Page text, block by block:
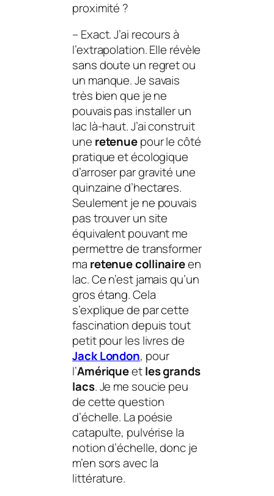
proximité ?
– Exact. J’ai recours à
l’extrapolation. Elle révèle
sans doute un regret ou
un manque. Je savais
très bien que je ne
pouvais pas installer un
lac là-haut. J’ai construit
une retenuepour le côté
pratique et écologique
d’arroser par gravité une
quinzaine d’hectares.
Seulement je ne pouvais
pas trouver un site
équivalent pouvant me
permettre de transformer
ma retenue collinaireen
lac. Ce n’est jamais qu’un
gros étang. Cela
s’explique de par cette
fascination depuis tout
petit pour les livres de
Jack London, pour
l’Amériqueetles grands
lacs. Je me soucie peu
de cette question
d’échelle. La poésie
catapulte, pulvérise la
notion d’échelle, donc je
m’en sors avec la
littérature.